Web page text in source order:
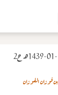
فوزان الفوزان